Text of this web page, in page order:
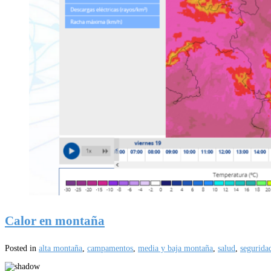
Calor en montaña
Posted in alta montaña, campamentos, media y baja montaña, salud,